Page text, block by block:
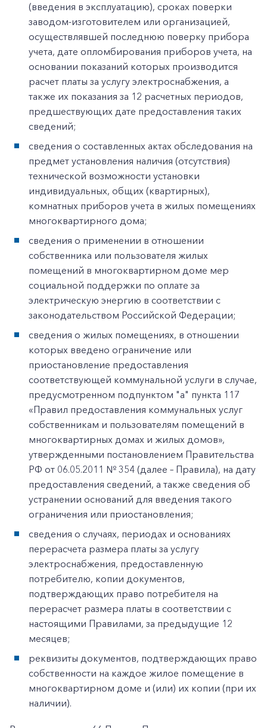
(введения в эксплуатацию), сроках поверки
заводом-изготовителем или организацией,
осуществлявшей последнюю поверку прибора
учета, дате опломбирования приборов учета, на
основании показаний которых производится
расчет платы за услугу электроснабжения, а
также их показания за 12 расчетных периодов,
предшествующих дате предоставления таких
сведений;
сведения о составленных актах обследования на
предмет установления наличия (отсутствия)
технической возможности установки
индивидуальных, общих (квартирных),
комнатных приборов учета в жилых помещениях
многоквартирного дома;
сведения о применении в отношении
собственника или пользователя жилых
помещений в многоквартирном доме мер
социальной поддержки по оплате за
электрическую энергию в соответствии с
законодательством Российской Федерации;
сведения о жилых помещениях, в отношении
которых введено ограничение или
приостановление предоставления
соответствующей коммунальной услуги в случае,
предусмотренном подпунктом "а" пункта 117
«Правил предоставления коммунальных услуг
собственникам и пользователям помещений в
многоквартирных домах и жилых домов»,
утвержденными постановлением Правительства
РФ от 06.05.2011 № 354 (далее – Правила), на дату
предоставления сведений, а также сведения об
устранении оснований для введения такого
ограничения или приостановления;
сведения о случаях, периодах и основаниях
перерасчета размера платы за услугу
электроснабжения, предоставленную
потребителю, копии документов,
подтверждающих право потребителя на
перерасчет размера платы в соответствии с
настоящими Правилами, за предыдущие 12
месяцев;
реквизиты документов, подтверждающих право
собственности на каждое жилое помещение в
многоквартирном доме и (или) их копии (при их
наличии).